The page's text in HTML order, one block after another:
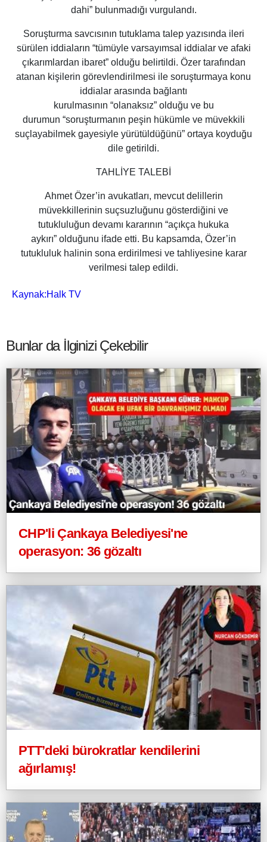
dahi”bulunmadığı vurgulandı.
Soruşturma savcısının tutuklama talep yazısında ileri
sürülen iddiaların “tümüyle varsayımsal iddialar ve afaki
çıkarımlardan ibaret”olduğu belirtildi. Özer tarafından
atanan kişilerin görevlendirilmesi ile soruşturmaya konu
iddialar arasında bağlantı
kurulmasının “olanaksız”olduğu ve bu
durumun “soruşturmanın peşin hükümle ve müvekkili
suçlayabilmek gayesiyle yürütüldüğünü” ortaya koyduğu
dile getirildi.
TAHLİYE TALEBİ
Ahmet Özer’in avukatları, mevcut delillerin
müvekkillerinin suçsuzluğunu gösterdiğini ve
tutukluluğun devamı kararının “açıkça hukuka
aykırı” olduğunu ifade etti. Bu kapsamda, Özer’in
tutukluluk halinin sona erdirilmesi ve tahliyesine karar
verilmesi talep edildi.
Kaynak:Halk TV
Bunlar da İlginizi Çekebilir
CHP'li Çankaya Belediyesi'ne
operasyon: 36 gözaltı
PTT’deki bürokratlar kendilerini
ağırlamış!